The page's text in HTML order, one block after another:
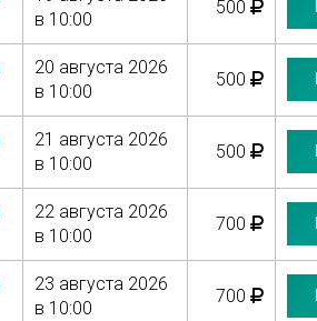
в 10:00
500
20 августа 2026
в 10:00
500
21 августа 2026
в 10:00
500
22 августа 2026
в 10:00
700
23 августа 2026
в 10:00
700